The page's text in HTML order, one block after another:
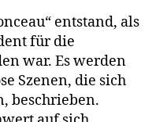
entstand, als
für die
war. Es werden
Szenen, die sich
beschrieben.